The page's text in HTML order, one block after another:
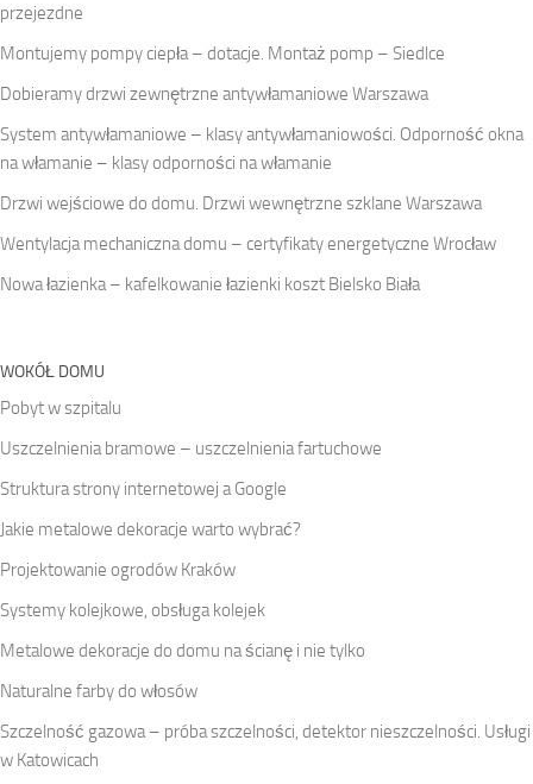
przejezdne
Montujemy pompy ciepła – dotacje. Montaż pomp – Siedlce
Dobieramy drzwi zewnętrzne antywłamaniowe Warszawa
System antywłamaniowe – klasy antywłamaniowości. Odporność okna
na włamanie – klasy odporności na włamanie
Drzwi wejściowe do domu. Drzwi wewnętrzne szklane Warszawa
Wentylacja mechaniczna domu – certyfikaty energetyczne Wrocław
Nowa łazienka – kafelkowanie łazienki koszt Bielsko Biała
WOKÓŁ DOMU
Pobyt w szpitalu
Uszczelnienia bramowe – uszczelnienia fartuchowe
Struktura strony internetowej a Google
Jakie metalowe dekoracje warto wybrać?
Projektowanie ogrodów Kraków
Systemy kolejkowe, obsługa kolejek
Metalowe dekoracje do domu na ścianę i nie tylko
Naturalne farby do włosów
Szczelność gazowa – próba szczelności, detektor nieszczelności. Usługi
w Katowicach